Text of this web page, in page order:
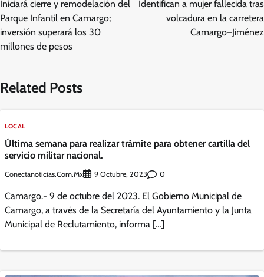
entradas
Iniciará cierre y remodelación del
Parque Infantil en Camargo;
inversión superará los 30
millones de pesos
Identifican a mujer fallecida tras
volcadura en la carretera
Camargo–Jiménez
Related Posts
LOCAL
Última semana para realizar trámite para obtener cartilla del
servicio militar nacional.
Conectanoticias.com.mx 9 Octubre, 2023 0
Camargo.- 9 de octubre del 2023. El Gobierno Municipal de
Camargo, a través de la Secretaría del Ayuntamiento y la Junta
Municipal de Reclutamiento, informa […]